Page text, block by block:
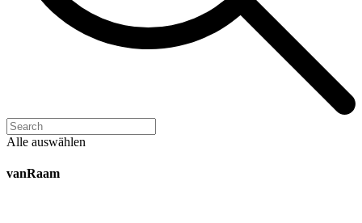
Alle auswählen
vanRaam